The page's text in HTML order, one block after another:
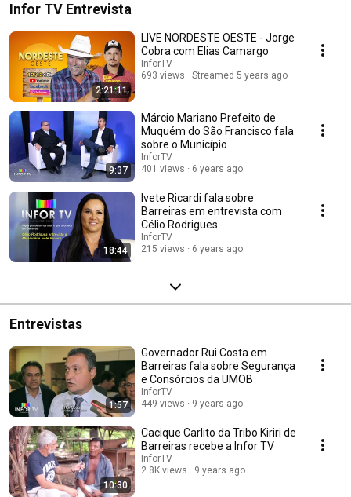
Infor TV Entrevista
2:21:11
LIVE NORDESTE OESTE - Jorge
Cobra com Elias Camargo
InforTV
693 views
Streamed 5 years ago
9:37
Márcio Mariano Prefeito de
Muquém do São Francisco fala
sobre o Município
InforTV
401 views
6 years ago
18:44
Ivete Ricardi fala sobre
Barreiras em entrevista com
Célio Rodrigues
InforTV
215 views
6 years ago
Entrevistas
1:57
Governador Rui Costa em
Barreiras fala sobre Segurança
e Consórcios da UMOB
InforTV
449 views
9 years ago
10:30
Cacique Carlito da Tribo Kiriri de
Barreiras recebe a Infor TV
InforTV
2.8K views
9 years ago